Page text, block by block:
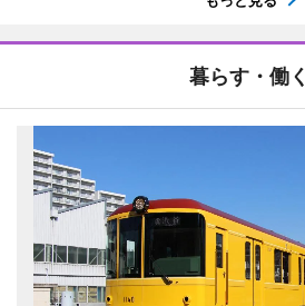
暮らす・働く